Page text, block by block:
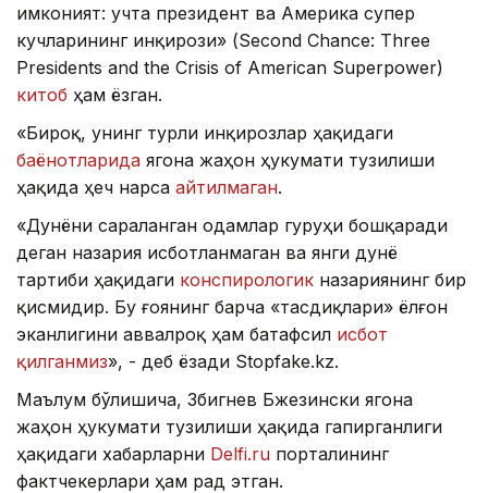
имконият: учта президент ва Америка супер
кучларининг инқирози» (Second Chance: Three
Presidents and the Crisis of American Superpower)
китоб ҳам ёзган.
«Бироқ, унинг турли инқирозлар ҳақидаги
баёнотларида ягона жаҳон ҳукумати тузилиши
ҳақида ҳеч нарса айтилмаган.
«Дунёни сараланган одамлар гуруҳи бошқаради
деган назария исботланмаган ва янги дунё
тартиби ҳақидаги конспирологик назариянинг бир
қисмидир. Бу ғоянинг барча «тасдиқлари» ёлғон
эканлигини аввалроқ ҳам батафсил исбот
қилганмиз», - деб ёзади Stopfake.kz.
Маълум бўлишича, Збигнев Бжезински ягона
жаҳон ҳукумати тузилиши ҳақида гапирганлиги
ҳақидаги хабарларни Delfi.ru порталининг
фактчекерлари ҳам рад этган.